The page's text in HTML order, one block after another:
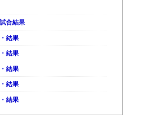
合結果
結果
結果
結果
結果
結果